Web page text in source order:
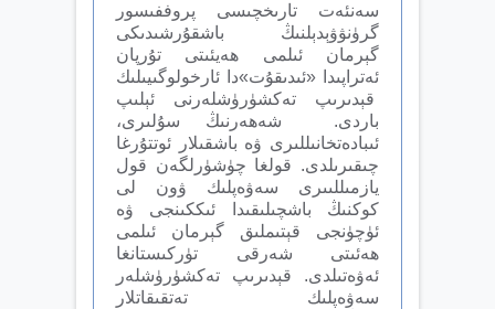
سەنئەت تارىخچىسى پروففىسور
گرۈنۋۋېدېلنىڭ باشقۇرشىدىكى
گېرمان ئىلمى ھەيئىتى تۇرپان
ئەتراپىدا «ئىدىقۇت»دا ئارخولوگىيىلىك
قېدىرىپ تەكشۈرۈشلەرنى ئ‍ېلىپ
باردى. شەھەرنىڭ سۇلىرى،
ئىبادەتخانىللىرى ۋە باشقىلار ئوتتۇرغا
چىقىرىلدى. قولغا چۈشۈرلگەن قول
يازمىللىىرى سەۋەپلىك ۋون لى
كوكنىڭ باشچىلىقىدا ئىككىنجى ۋە
ئۈچۈنجى قېتىملىق گېرمان ئىلمى
ھەئىتى شەرقى تۈركىستانغا
ئەۋەتىلدى. قېدىرىپ تەكشۈرۈشلەر
سەۋەپلىك تەتقىقاتلار